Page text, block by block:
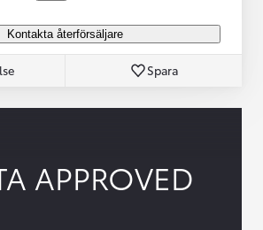
Kontakta återförsäljare
Spara
APPROVED